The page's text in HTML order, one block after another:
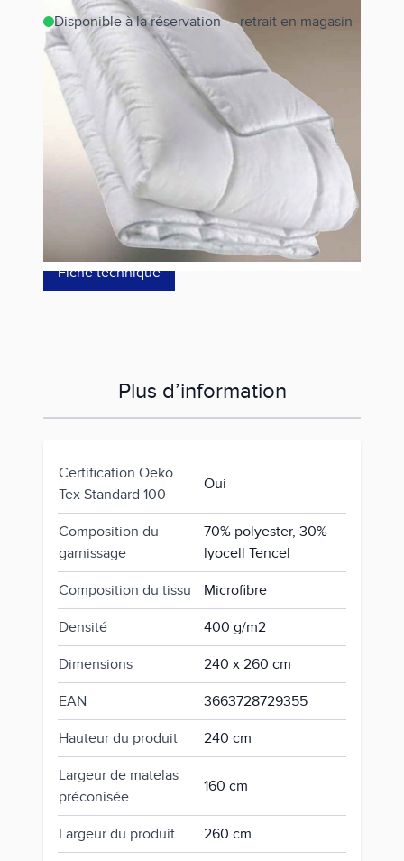
Disponible à la réservation — retrait en magasin
Estimer les frais de port
Référence JF1503326024000
222,00 €
0,80 €
Fiche technique
Plus d’information
Certification Oeko
Tex Standard 100
Oui
Composition du
garnissage
70% polyester, 30%
lyocell Tencel
Composition du tissu Microfibre
Densité 400 g/m2
Dimensions 240 x 260 cm
EAN 3663728729355
Hauteur du produit 240 cm
Largeur de matelas
préconisée
160 cm
Largeur du produit 260 cm